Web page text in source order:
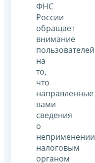
ФНС
России
обращает
внимание
пользователей
на
то,
что
направленные
вами
сведения
о
неприменении
налоговым
органом